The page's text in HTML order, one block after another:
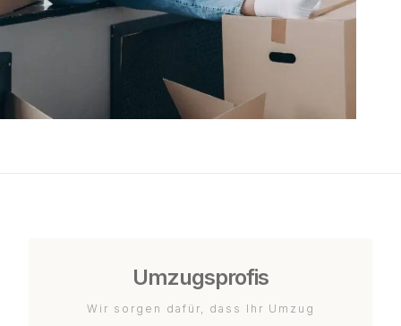
Umzugsprofis
Wir sorgen dafür, dass Ihr Umzug